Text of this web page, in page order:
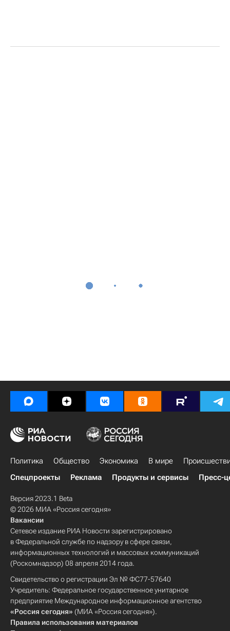
Политика Общество Экономика В мире
Спецпроекты
Реклама Продукты и сервисы Пресс-
Версия 2023.1 Beta
© 2026 МИА «Россия сегодня»
Вакансии
Сетевое издание РИА Новости зарегистрировано
в Федеральной службе по надзору в сфере связи,
информационных технологий и массовых коммуникаций
(Роскомнадзор) 08 апреля 2014 года.
Свидетельство о регистрации Эл № ФС77-57640
Учредитель: Федеральное государственное унитарное
предприятие Международное информационное агентство
«Россия сегодня» (МИА «Россия сегодня»).
Правила использования материалов